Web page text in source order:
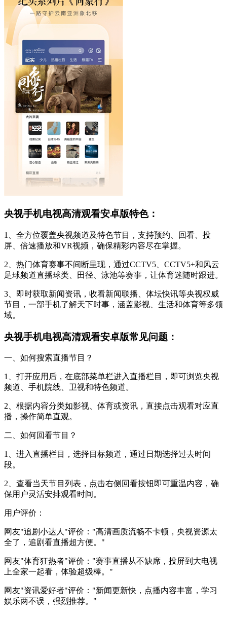
央视手机电视高清观看安卓版特色：
1、全方位覆盖央视频道及特色节目，支持预约、回看、投
屏、倍速播放和VR视频，确保精彩内容尽在掌握。
2、热门体育赛事不间断呈现，通过CCTV5、CCTV5+和风云
足球频道直播球类、田径、泳池等赛事，让体育迷随时跟进。
3、即时获取新闻资讯，收看新闻联播、体坛快讯等央视权威
节目，一部手机了解天下时事，涵盖影视、生活和体育等多领
域。
央视手机电视高清观看安卓版常见问题：
一、如何搜索直播节目？
1、打开应用后，在底部菜单栏进入直播栏目，即可浏览央视
频道、手机院线、卫视和特色频道。
2、根据内容分类如影视、体育或资讯，直接点击观看对应直
播，操作简单直观。
二、如何回看节目？
1、进入直播栏目，选择目标频道，通过日期选择过去时间
段。
2、查看当天节目列表，点击右侧回看按钮即可重温内容，确
保用户灵活安排观看时间。
用户评价：
网友"追剧小达人"评价："高清画质流畅不卡顿，央视资源太
全了，追剧看直播超方便。"
网友"体育狂热者"评价："赛事直播从不缺席，投屏到大电视
上全家一起看，体验超级棒。"
网友"资讯爱好者"评价："新闻更新快，点播内容丰富，学习
娱乐两不误，强烈推荐。"